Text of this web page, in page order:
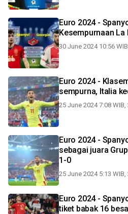
Euro 2024 -
Kesempurnaan
30 June 2024 10:56
Euro 2024 -
sempurna, Italia
25 June 2024 7:08 WIB,
Euro 2024 -
sebagai juara
1-0
25 June 2024 5:13 WIB,
Euro 2024 -
tiket babak 16